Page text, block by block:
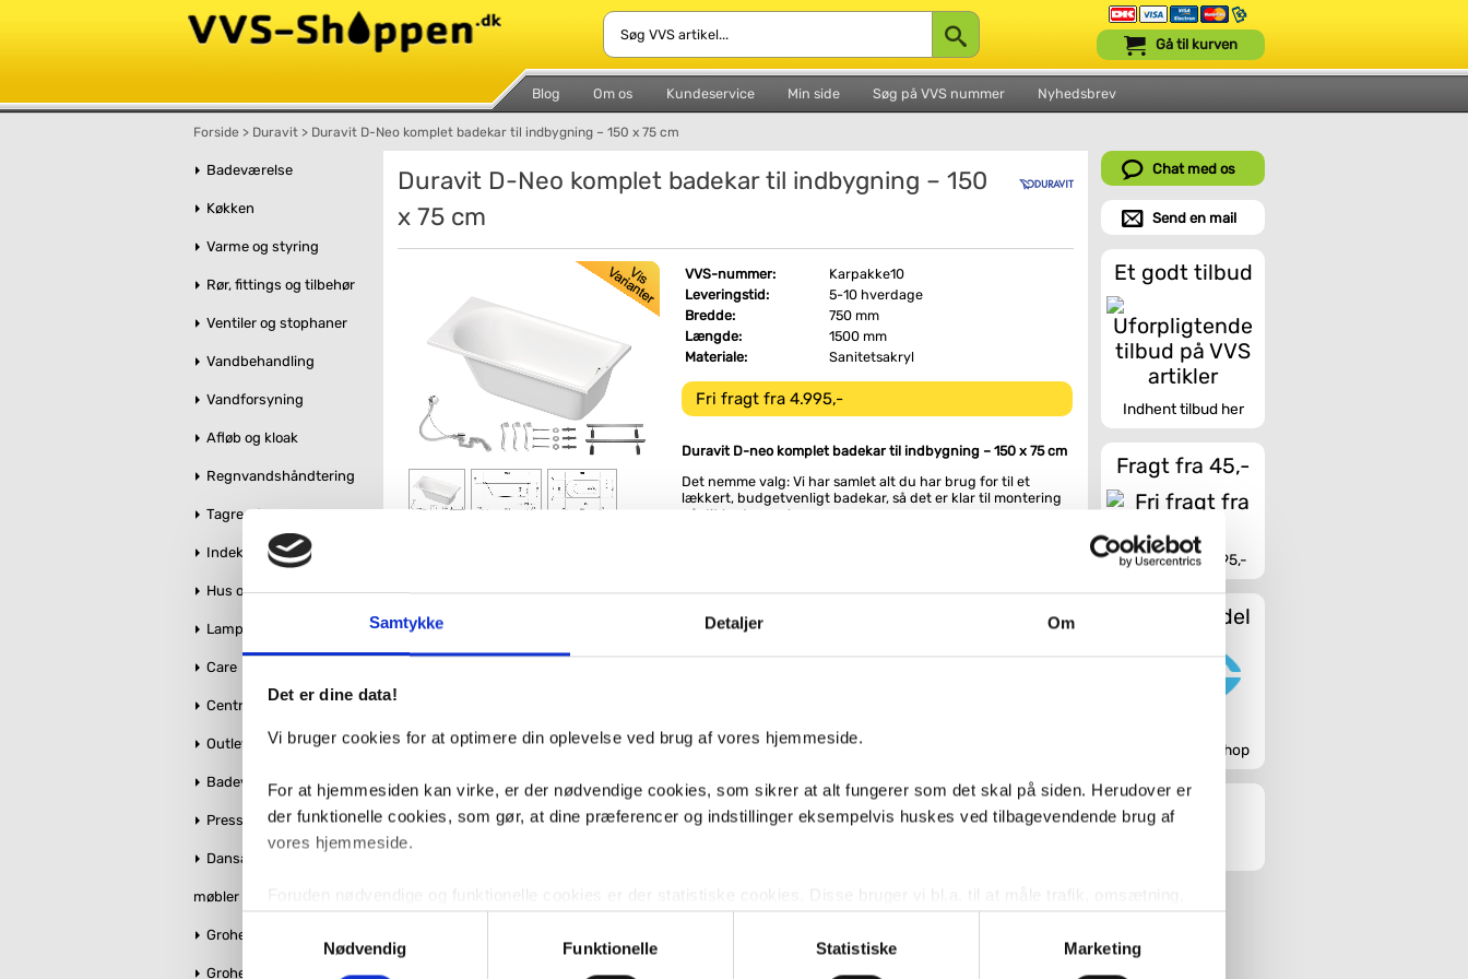
Samtykke Detaljer Om
Det er dine data!
Vi bruger cookies for at optimere din oplevelse ved brug af vores hjemmeside.
For at hjemmesiden kan virke, er der nødvendige cookies, som sikrer at alt fungerer som det skal på siden. Herudover er
der funktionelle cookies, som gør, at dine præferencer og indstillinger eksempelvis huskes ved tilbagevendende brug af
vores hjemmeside.
Foruden nødvendige og funktionelle cookies er der statistiske cookies. Disse bruger vi bl.a. til at måle trafik, omsætning,
med henblik på annonceindhold, som giver mening for den enkelte af vores kunder.
Nødvendig
Funktionelle Statistiske Marketing
Blog Om os Kundeservice Min side Søg på VVS nummer Nyhedsbrev
Gå til kurven
Forside > Duravit > Duravit D-Neo komplet badekar til indbygning – 150 x 75 cm
Badeværelse
Køkken
Varme og styring
Rør, fittings og tilbehør
Ventiler og stophaner
Vandbehandling
Vandforsyning
Afløb og kloak
Regnvandshåndtering
Tagrender
Indeklima
Hus og Have
Lamper
Care
Centralstøvsuger
Outlet
Badeværelse makeover
Pressalit toiletsæder
Dansani bruseglas &
møbler
Grohe Essence
Grohe QuickFix
Duravit D-Neo komplet badekar til indbygning – 150
x 75 cm
4.119,- Køb
VVS-nummer:
Karpakke10
Leveringstid:
5-10 hverdage
Bredde:
750 mm
Længde:
1500 mm
Materiale:
Sanitetsakryl
Fri fragt fra 4.995,-
Duravit D-neo komplet badekar til indbygning – 150 x 75 cm
Det nemme valg: Vi har samlet alt du har brug for til et
lækkert, budgetvenligt badekar, så det er klar til montering
på dit badeværelse.
- VVSnr. 667928200
1 x Duravit bensæt
der matcher.
holder sig klar i farven altid. En stor fordel ved sanitetsakryl
er at overfladen ikke føles kold, som ved nogle andre
overflader, men derimod varm. Det har stor betydning for
oplevelsen af at lægge sig i sit karbad.
heller ikke bekymre dig om at skifte armaturet til en ny
farve.
Der er 5 års garanti på badekar fra Duravit.
Chat med os
Send en mail
Et godt tilbud
Indhent tilbud her
Fragt fra 45,-
Fri fragt fra 4.995,-
Sikker handel
Godkendt webshop